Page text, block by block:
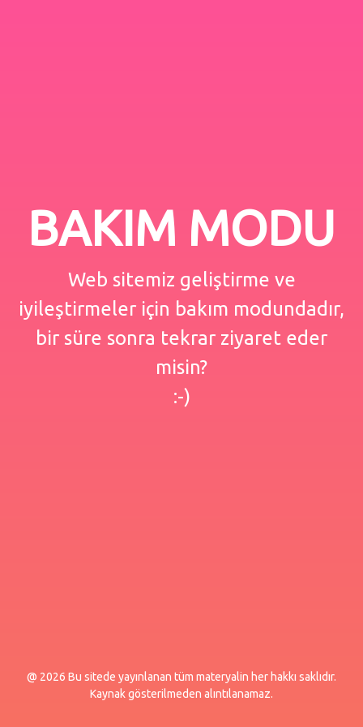
BAKIM MODU
Web sitemiz geliştirme ve
iyileştirmeler için bakım modundadır,
bir süre sonra tekrar ziyaret eder
misin?
:-)
@ 2026 Bu sitede yayınlanan tüm materyalin her hakkı saklıdır.
Kaynak gösterilmeden alıntılanamaz.